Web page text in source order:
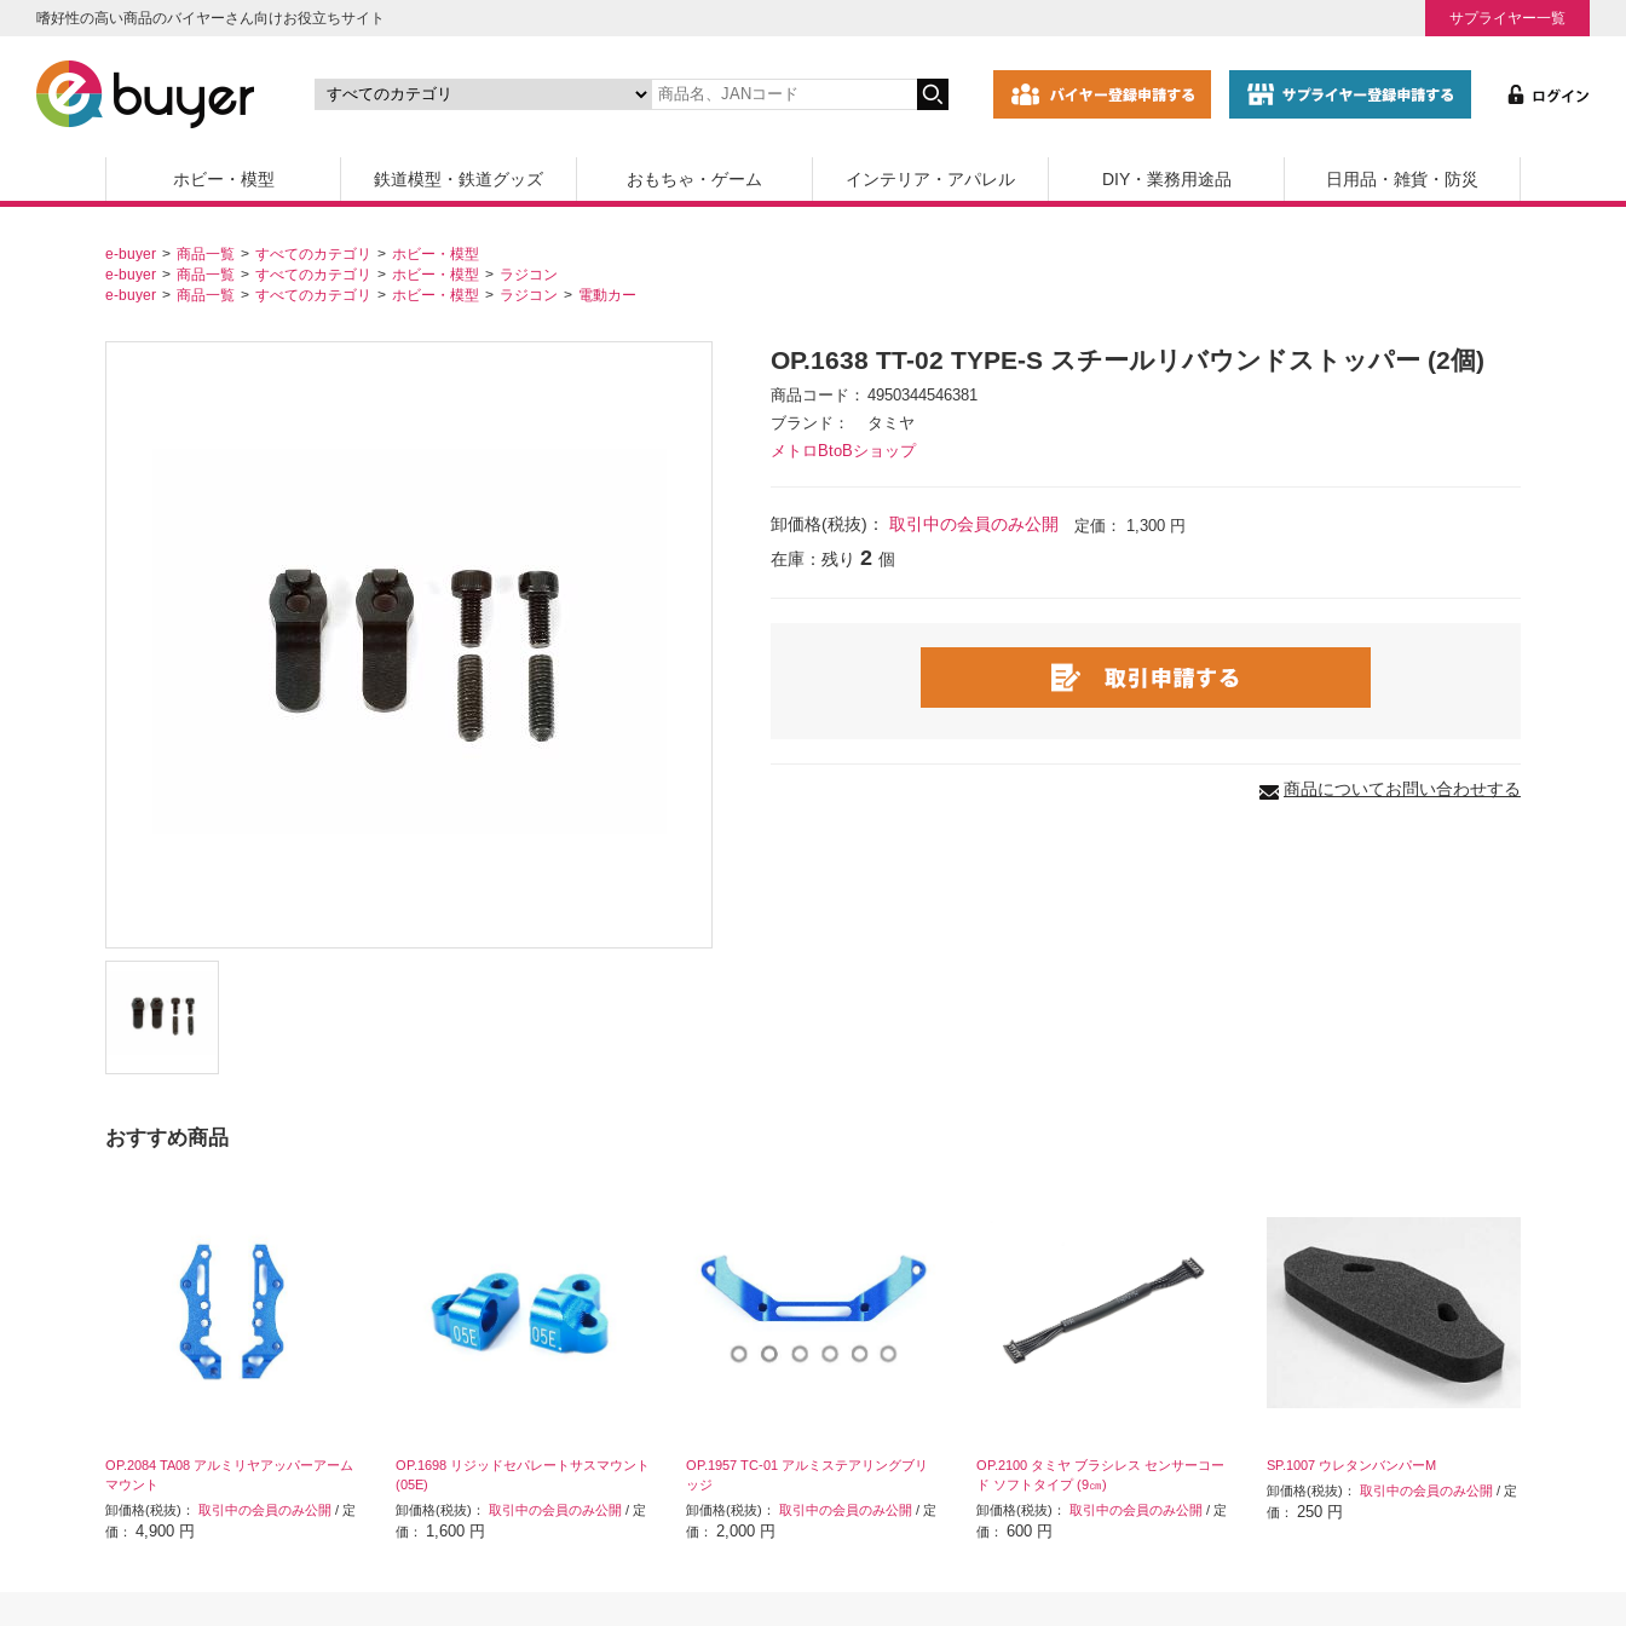
嗜好性の高い商品のバイヤーさん向けお役立ちサイト サプライヤー一覧
ホビー・模型 鉄道模型・鉄道グッズ おもちゃ・ゲーム インテリア・アパレル DIY・業務用途品 日用品・雑貨・防災
e-buyer 商品一覧 すべてのカテゴリ
ホビー・模型
e-buyer
商品一覧 すべてのカテゴリ ホビー・模型
ラジコン
e-buyer
商品一覧 すべてのカテゴリ ホビー・模型 ラジコン 電動カー
OP.1638 TT-02 TYPE-S スチールリバウンドストッパー (2個)
商品コード
4950344546381
ブランド
タミヤ
メトロBtoBショップ
卸価格(税抜)： 取引中の会員のみ公開 定価： 1,300 円
在庫：残り 2 個
商品についてお問い合わせする
おすすめ商品
OP.2084 TA08 アルミリヤアッパーアーム
マウント
卸価格(税抜)： 取引中の会員のみ公開 / 定
価： 4,900 円
OP.1698 リジッドセパレートサスマウント
(05E)
卸価格(税抜)： 取引中の会員のみ公開 / 定
価： 1,600 円
OP.1957 TC-01 アルミステアリングブリ
ッジ
卸価格(税抜)： 取引中の会員のみ公開 / 定
価： 2,000 円
OP.2100 タミヤ ブラシレス センサーコー
ド ソフトタイプ (9㎝)
卸価格(税抜)： 取引中の会員のみ公開 / 定
価： 600 円
SP.1007 ウレタンバンパーM
卸価格(税抜)： 取引中の会員のみ公開 / 定
価： 250 円